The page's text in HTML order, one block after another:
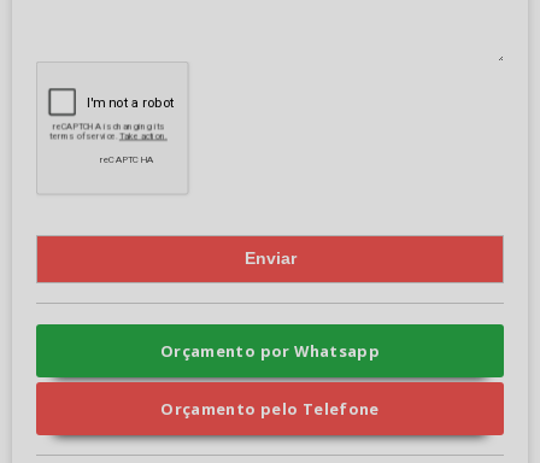
Orçamento por Whatsapp
Orçamento pelo Telefone